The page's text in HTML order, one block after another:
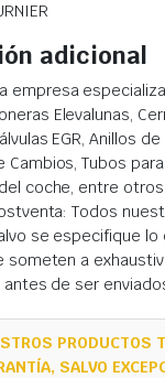
adicional
empresa
Elevalunas,
EGR, Anillos
Cambios, Tubos
coche, entre otros.
Todos
se especifique
someten a
antes de ser
PRODUCTOS
SALVO